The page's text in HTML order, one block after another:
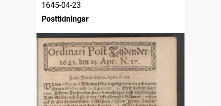
1645-04-23
Posttidningar